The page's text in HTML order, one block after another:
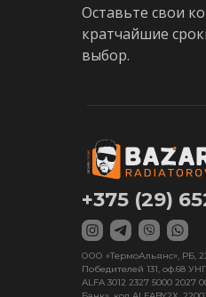
Оставьте свои
кратчайшие
выбор.
+375 (29)
ООО «ТермоАльянс», РБ,
Победителей 131, оф.68
ALFA 3012 2327 5000 2027